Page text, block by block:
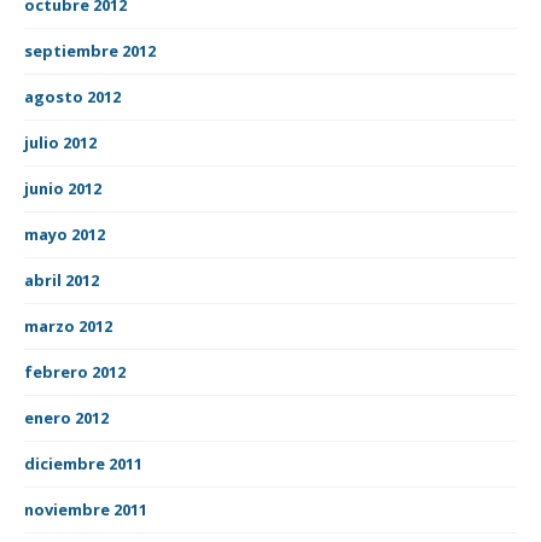
septiembre 2012
agosto 2012
julio 2012
junio 2012
mayo 2012
abril 2012
marzo 2012
febrero 2012
enero 2012
diciembre 2011
noviembre 2011